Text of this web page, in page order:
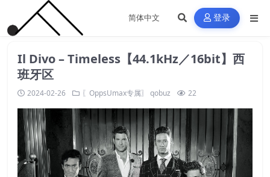
登录
Il Divo – Timeless【44.1kHz／16bit】西
班牙区
2024-02-26 〖OppsUmax专属〗 qobuz 22